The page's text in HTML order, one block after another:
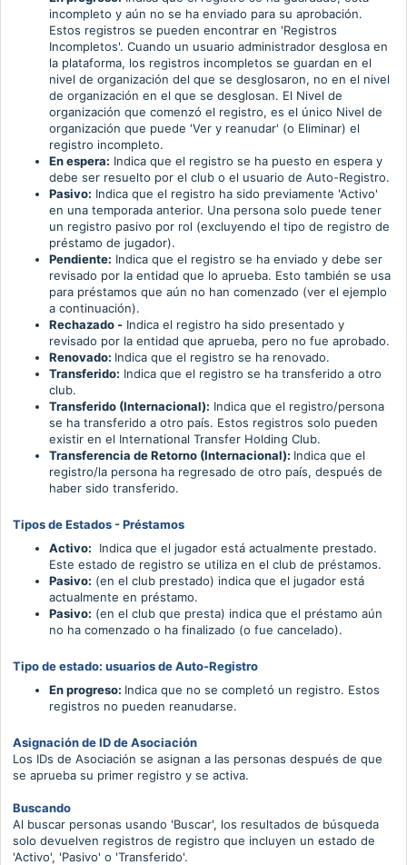
incompleto y aún no se ha enviado para su aprobación.
Estos registros se pueden encontrar en 'Registros
Incompletos'. Cuando un usuario administrador desglosa en
la plataforma, los registros incompletos se guardan en el
nivel de organización del que se desglosaron, no en el nivel
de organización en el que se desglosan. El Nivel de
organización que comenzó el registro, es el único Nivel de
organización que puede 'Ver y reanudar' (o Eliminar) el
registro incompleto.
En espera: Indica que el registro se ha puesto en espera y
debe ser resuelto por el club o el usuario de Auto-Registro.
Pasivo: Indica que el registro ha sido previamente 'Activo'
en una temporada anterior. Una persona solo puede tener
un registro pasivo por rol (excluyendo el tipo de registro de
préstamo de jugador).
Pendiente: Indica que el registro se ha enviado y debe ser
revisado por la entidad que lo aprueba. Esto también se usa
para préstamos que aún no han comenzado (ver el ejemplo
a continuación).
Rechazado - Indica el registro ha sido presentado y
revisado por la entidad que aprueba, pero no fue aprobado.
Renovado: Indica que el registro se ha renovado.
Transferido: Indica que el registro se ha transferido a otro
club.
Transferido (Internacional): Indica que el registro/persona
se ha transferido a otro país. Estos registros solo pueden
existir en el International Transfer Holding Club.
Transferencia de Retorno (Internacional): Indica que el
registro/la persona ha regresado de otro país, después de
haber sido transferido.
Tipos de Estados - Préstamos
Activo: Indica que el jugador está actualmente prestado.
Este estado de registro se utiliza en el club de préstamos.
Pasivo: (en el club prestado) indica que el jugador está
actualmente en préstamo.
Pasivo: (en el club que presta) indica que el préstamo aún
no ha comenzado o ha finalizado (o fue cancelado).
Tipo de estado: usuarios de Auto-Registro
En progreso: Indica que no se completó un registro. Estos
registros no pueden reanudarse.
Asignación de ID de Asociación
Los IDs de Asociación se asignan a las personas después de que
se aprueba su primer registro y se activa.
Buscando
Al buscar personas usando 'Buscar', los resultados de búsqueda
solo devuelven registros de registro que incluyen un estado de
'Activo', 'Pasivo' o 'Transferido'.